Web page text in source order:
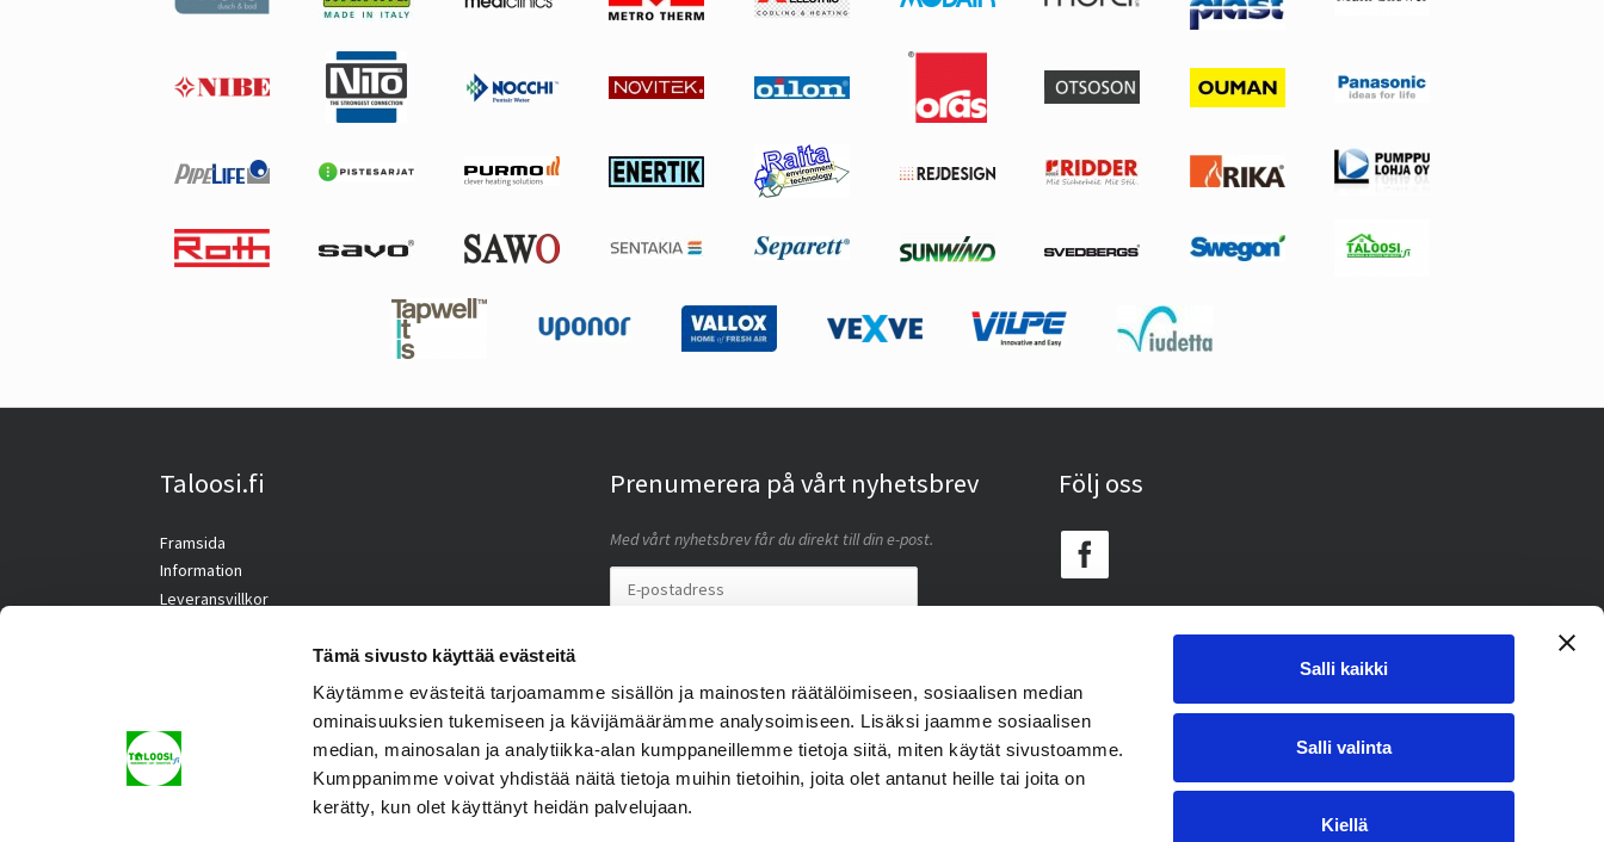
Tämä sivusto käyttää evästeitä
Käytämme evästeitä tarjoamamme sisällön ja mainosten räätälöimiseen, sosiaalisen median
ominaisuuksien tukemiseen ja kävijämäärämme analysoimiseen. Lisäksi jaamme sosiaalisen
median, mainosalan ja analytiikka-alan kumppaneillemme tietoja siitä, miten käytät sivustoamme.
Kumppanimme voivat yhdistää näitä tietoja muihin tietoihin, joita olet antanut heille tai joita on
kerätty, kun olet käyttänyt heidän palvelujaan.
Salli kaikki
Salli valinta
Kiellä
Taloosi.fi
Framsida
Information
Leveransvillkor
Prenumerera på vårt nyhetsbrev
Med vårt nyhetsbrev får du direkt till din e-post.
Följ oss